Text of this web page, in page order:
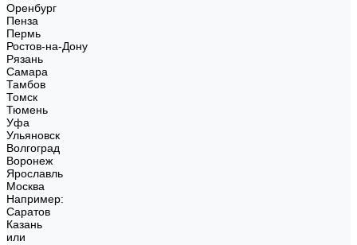
Оренбург
Пенза
Пермь
Ростов-на-Дону
Рязань
Самара
Тамбов
Томск
Тюмень
Уфа
Ульяновск
Волгоград
Воронеж
Ярославль
Москва
Например:
Саратов
Казань
или